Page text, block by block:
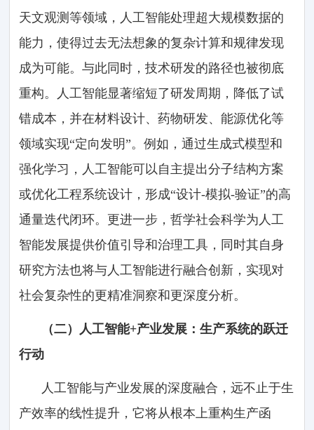
天文观测等领域，人工智能处理超大规模数据的
能力，使得过去无法想象的复杂计算和规律发现
成为可能。与此同时，技术研发的路径也被彻底
重构。人工智能显著缩短了研发周期，降低了试
错成本，并在材料设计、药物研发、能源优化等
领域实现“定向发明”。例如，通过生成式模型和
强化学习，人工智能可以自主提出分子结构方案
或优化工程系统设计，形成“设计-模拟-验证”的高
通量迭代闭环。更进一步，哲学社会科学为人工
智能发展提供价值引导和治理工具，同时其自身
研究方法也将与人工智能进行融合创新，实现对
社会复杂性的更精准洞察和更深度分析。
（二）人工智能+产业发展：生产系统的跃迁
行动
人工智能与产业发展的深度融合，远不止于生
产效率的线性提升，它将从根本上重构生产函